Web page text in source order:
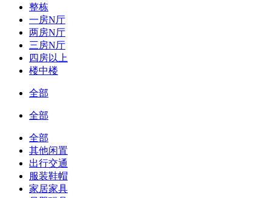
整栋
一房N厅
两房N厅
三房N厅
四房以上
楼中楼
全部
全部
全部
其他闲置
出行交通
服装鞋帽
家居家具